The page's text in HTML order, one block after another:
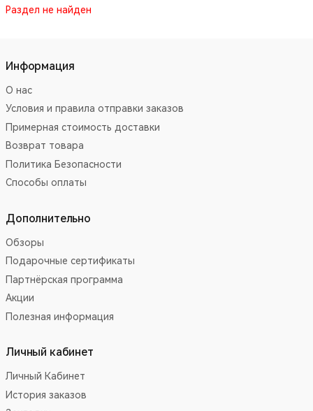
Раздел не найден
Информация
О нас
Условия и правила отправки заказов
Примерная стоимость доставки
Возврат товара
Политика Безопасности
Способы оплаты
Дополнительно
Обзоры
Подарочные сертификаты
Партнёрская программа
Акции
Полезная информация
Личный кабинет
Личный Кабинет
История заказов